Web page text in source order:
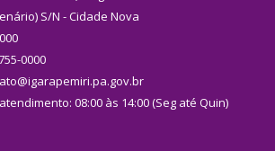
S/N - Cidade Nova
0000
08:00 às 14:00 (Seg até Quin)